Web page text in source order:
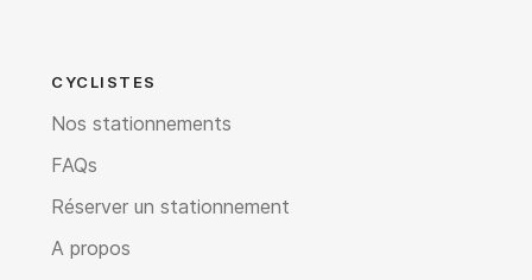
CYCLISTES
Nos stationnements
FAQs
Réserver un stationnement
A propos